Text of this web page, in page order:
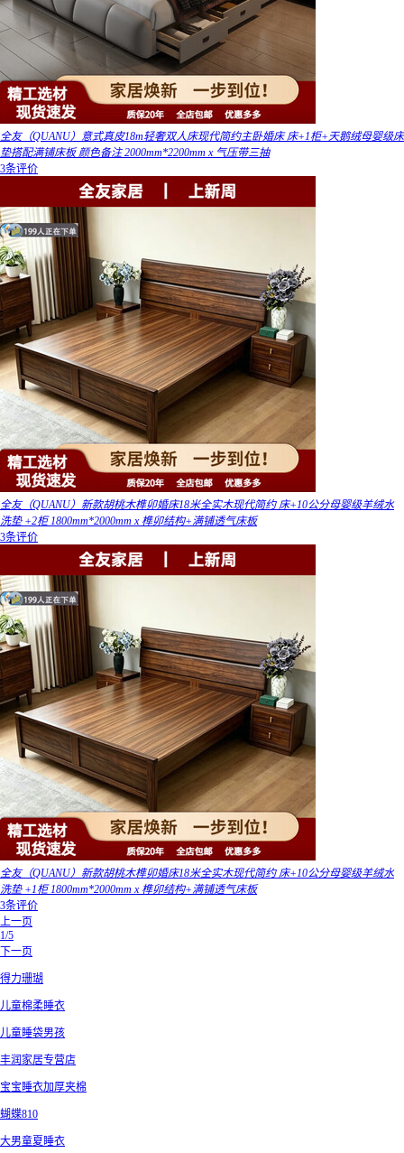
全友（QUANU）意式真皮18m轻奢双人床现代简约主卧婚床 床+1柜+天鹅绒母婴级床
垫搭配满铺床板 颜色备注 2000mm*2200mm x 气压带三抽
3条评价
全友（QUANU）新款胡桃木榫卯婚床18米全实木现代简约 床+10公分母婴级羊绒水
洗垫 +2柜 1800mm*2000mm x 榫卯结构+满铺透气床板
3条评价
全友（QUANU）新款胡桃木榫卯婚床18米全实木现代简约 床+10公分母婴级羊绒水
洗垫 +1柜 1800mm*2000mm x 榫卯结构+满铺透气床板
3条评价
上一页
1/5
下一页
得力珊瑚
儿童棉柔睡衣
儿童睡袋男孩
丰润家居专营店
宝宝睡衣加厚夹棉
蝴蝶810
大男童夏睡衣